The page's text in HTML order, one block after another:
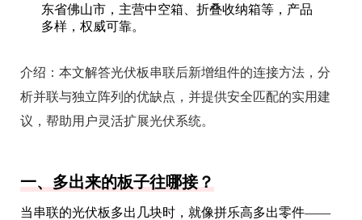
东省佛山市，主营中空箱、折叠收纳箱等，产品
多样，权威可靠。
介绍： 本文解答光伏板串联后新增组件的连接方法，分
析并联与独立阵列的优缺点，并提供安全匹配的实用建
议，帮助用户灵活扩展光伏系统。
一、多出来的板子往哪接？
当串联的光伏板多出几块时，就像拼乐高多出零件——